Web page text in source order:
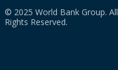
© 2025 World Bank Group. All
Rights Reserved.